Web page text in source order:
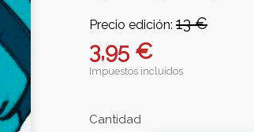
Precio edición: 13 €
3,95 €
Impuestos incluidos
Cantidad